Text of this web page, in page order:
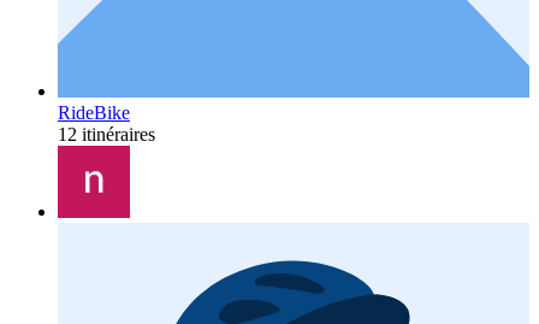
RideBike
12 itinéraires